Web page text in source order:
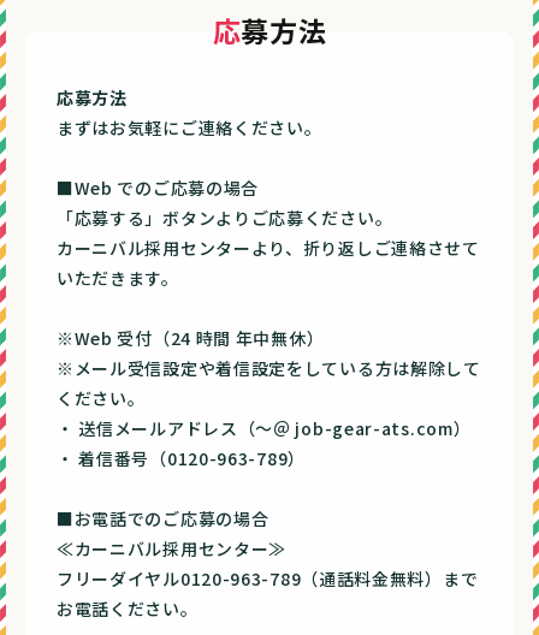
応募方法
応募方法
まずはお気軽にご連絡ください。
■Web でのご応募の場合
「応募する」ボタンよりご応募ください。
カーニバル採用センターより、折り返しご連絡させて
いただきます。
※Web 受付（24 時間 年中無休）
※メール受信設定や着信設定をしている方は解除して
ください。
・ 送信メールアドレス（～＠ job-gear-ats.com）
・ 着信番号（0120-963-789）
■お電話でのご応募の場合
≪カーニバル採用センター≫
フリーダイヤル0120-963-789（通話料金無料）まで
お電話ください。